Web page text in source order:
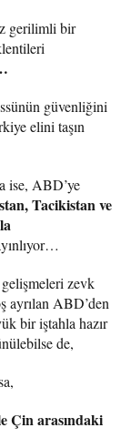
gerilimli bir
güvenliğini
elini taşın
ise, ABD’ye
Tacikistan ve
zevk
ayrılan ABD’den
bir iştahla hazır
de,
Çin arasındaki